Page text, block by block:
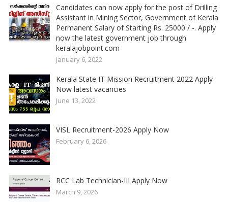
Candidates can now apply for the post of Drilling
Assistant in Mining Sector, Government of Kerala
Permanent Salary of Starting Rs. 25000 / -. Apply
now the latest government job through
keralajobpoint.com
January 6, 2022
Kerala State IT Mission Recruitment 2022 Apply
Now latest vacancies
June 13, 2022
VISL Recruitment-2026 Apply Now
February 6, 2026
RCC Lab Technician-III Apply Now
March 9, 2026